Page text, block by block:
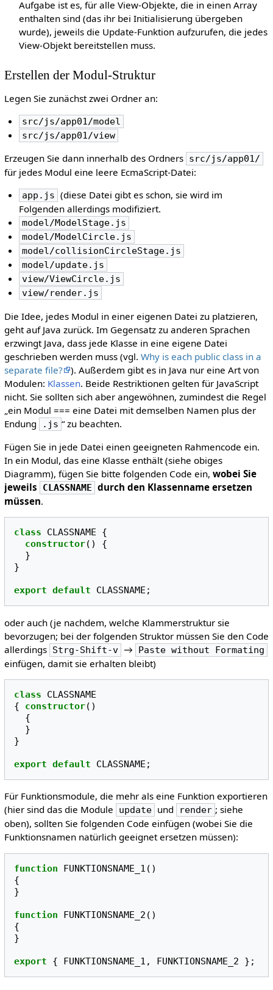
Aufgabe ist es, für alle View-Objekte, die in einen Array
enthalten sind (das ihr bei Initialisierung übergeben
wurde), jeweils die Update-Funktion aufzurufen, die jedes
View-Objekt bereitstellen muss.
Erstellen der Modul-Struktur
Legen Sie zunächst zwei Ordner an:
src/js/app01/model
src/js/app01/view
Erzeugen Sie dann innerhalb des Ordners src/js/app01/
für jedes Modul eine leere EcmaScript-Datei:
app.js (diese Datei gibt es schon, sie wird im
Folgenden allerdings modifiziert.
model/ModelStage.js
model/ModelCircle.js
model/collisionCircleStage.js
model/update.js
view/ViewCircle.js
view/render.js
Die Idee, jedes Modul in einer eigenen Datei zu platzieren,
geht auf Java zurück. Im Gegensatz zu anderen Sprachen
erzwingt Java, dass jede Klasse in eine eigene Datei
geschrieben werden muss (vgl. Why is each public class in a
separate file?
). Außerdem gibt es in Java nur eine Art von
Modulen: Klassen. Beide Restriktionen gelten für JavaScript
nicht. Sie sollten sich aber angewöhnen, zumindest die Regel
„ein Modul === eine Datei mit demselben Namen plus der
Endung
.js “ zu beachten.
Fügen Sie in jede Datei einen geeigneten Rahmencode ein.
In ein Modul, das eine Klasse enthält (siehe obiges
Diagramm), fügen Sie bitte folgenden Code ein, wobei Sie
jeweils
CLASSNAME durch den Klassenname ersetzen
müssen.
class CLASSNAME
{
constructor()
{
}
}
export default CLASSNAME ;
oder auch (je nachdem, welche Klammerstruktur sie
bevorzugen; bei der folgenden Struktor müssen Sie den Code
allerdings Strg-Shift-v → Paste without Formating
einfügen, damit sie erhalten bleibt)
class
CLASSNAME
{
constructor()
{
}
}
export default CLASSNAME ;
Für Funktionsmodule, die mehr als eine Funktion exportieren
(hier sind das die Module
update und render ; siehe
oben), sollten Sie folgenden Code einfügen (wobei Sie die
Funktionsnamen natürlich geeignet ersetzen müssen):
function FUNKTIONSNAME_1 ()
{
}
function FUNKTIONSNAME_2 ()
{
}
export { FUNKTIONSNAME_1 , FUNKTIONSNAME_2 };